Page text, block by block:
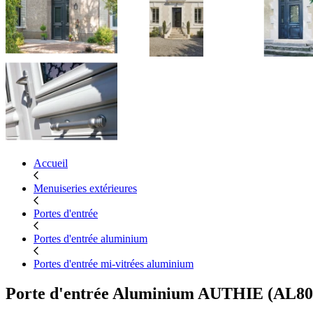
Accueil
Menuiseries extérieures
Portes d'entrée
Portes d'entrée aluminium
Portes d'entrée mi-vitrées aluminium
Porte d'entrée Aluminium AUTHIE